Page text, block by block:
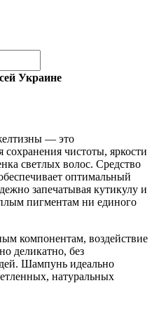
Украине
— это
чистоты, яркости
светлых волос. Средство
оптимальный
запечатывая кутикулу и
пигментам ни единого
компонентам, воздействие
деликатно, без
Шампунь идеально
натуральных